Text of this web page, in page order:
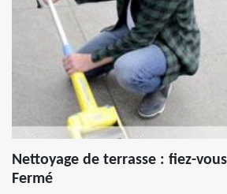
Nettoyage de terrasse : fiez-
Fermé